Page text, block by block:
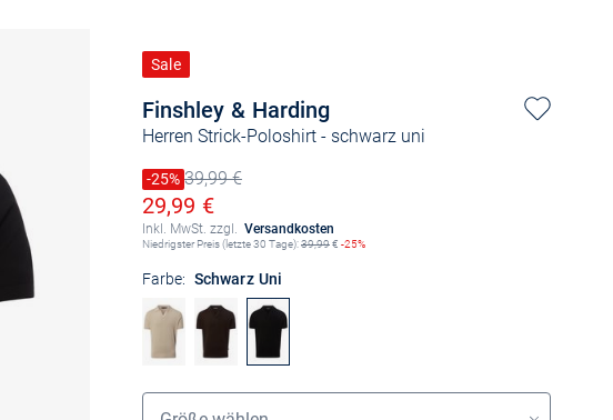
Finshley & Harding
Herren Strick-Poloshirt- schwarz uni
Sale
Preis reduziert um
-25%
Alter Preis39,99 €
Ermäßigter Preis
29,99 €
Inkl. MwSt. zzgl. Versandkosten
Niedrigster Preis (letzte 30 Tage):39,99€ -25%
Farbe: Schwarz Uni
Größenauswahl